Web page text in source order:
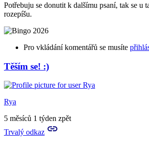
Potřebuju se donutit k dalšímu psaní, tak se u
rozepíšu.
Pro vkládání komentářů se musíte
Těším se! :)
Rya
5 měsíců 1 týden zpět
Trvalý odkaz